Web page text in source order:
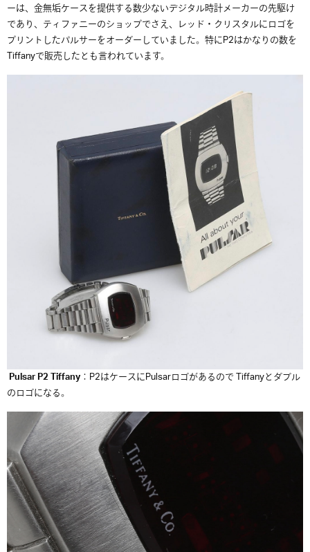
ーは、金無垢ケースを提供する数少ないデジタル時計メーカーの先駆け
であり、ティファニーのショップでさえ、レッド・クリスタルにロゴを
プリントしたパルサーをオーダーしていました。特にP2はかなりの数を
Tiffanyで販売したとも言われています。
Pulsar P2 Tiffany：P2はケースにPulsarロゴがあるので Tiffanyとダブル
のロゴになる。